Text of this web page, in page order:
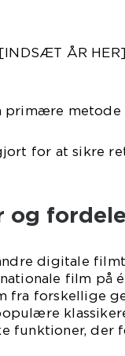
ÅR
primære metode
for at sikre
og
digitale
film på
fra forskellige
funktioner, der